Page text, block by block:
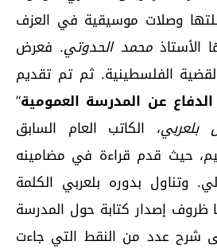
وصلات موسيقية في العزف
الأستاذمحمد الحدوتي. فعرض
الفلسطينية. ثم تم تقديم
عن المدرسة العمومية”
بلعربي، الكاتب العام السابق
حيث قدم قراءة في مضامينه
وتناول بدوره بلعربي الكلمة
ظروف إصدار كتابة حول المدرسة
شرح عدد من النقط التي جاءت